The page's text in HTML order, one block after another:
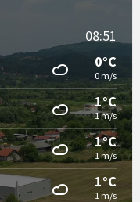
08:51
0°C
0 m/s
1°C
1 m/s
1°C
1 m/s
1°C
1 m/s